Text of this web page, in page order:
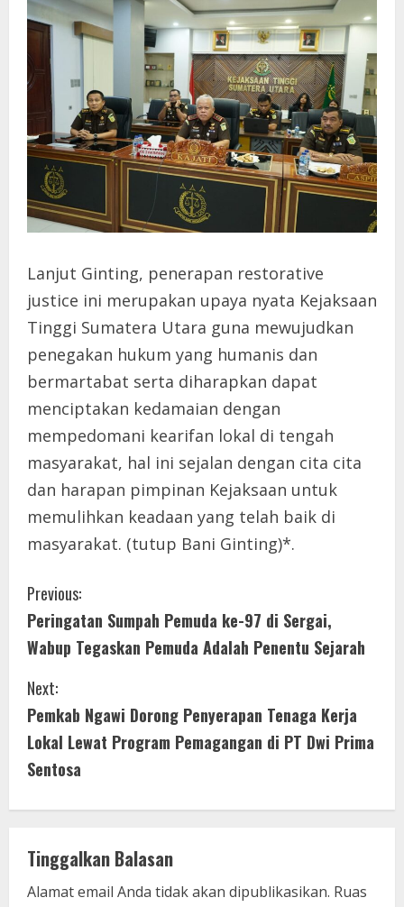
Lanjut Ginting, penerapan restorative
justice ini merupakan upaya nyata Kejaksaan
Tinggi Sumatera Utara guna mewujudkan
penegakan hukum yang humanis dan
bermartabat serta diharapkan dapat
menciptakan kedamaian dengan
mempedomani kearifan lokal di tengah
masyarakat, hal ini sejalan dengan cita cita
dan harapan pimpinan Kejaksaan untuk
memulihkan keadaan yang telah baik di
masyarakat. (tutup Bani Ginting)*.
C
o
n
t
i
n
u
e
Previous:
Peringatan Sumpah Pemuda ke-97 di Sergai,
Wabup Tegaskan Pemuda Adalah Penentu Sejarah
Next:
Pemkab Ngawi Dorong Penyerapan Tenaga Kerja
Lokal Lewat Program Pemagangan di PT Dwi Prima
Sentosa
Tinggalkan Balasan
Alamat email Anda tidak akan dipublikasikan. Ruas